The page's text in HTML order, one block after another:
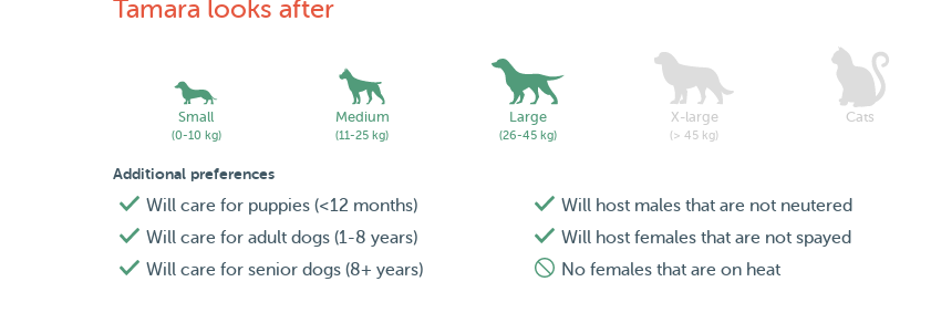
Tamara looks after
Small
(0-10 kg)
Medium
(11-25 kg)
Large
(26-45 kg)
X-large
(> 45 kg)
Cats
Additional preferences
Will care for puppies (<12 months)
Will care for adult dogs (1-8 years)
Will care for senior dogs (8+ years)
Will host males that are not neutered
Will host females that are not spayed
No females that are on heat